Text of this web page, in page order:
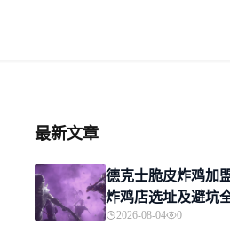
最新文章
德克士脆皮炸鸡加
炸鸡店选址及避坑
2026-08-04 0